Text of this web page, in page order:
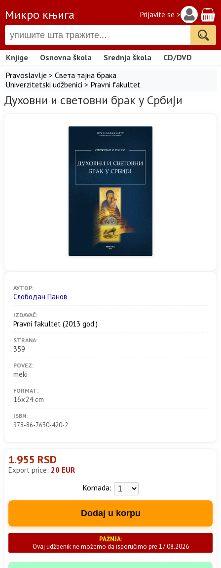
Микро књига Prijavite se >
Knjige Osnovna škola Srednja škola
CD/DVD
Pravoslavlje > Света тајна брака
Univerzitetski udžbenici > Pravni fakultet
Духовни и световни брак у Србији
АУТОР:
Слободан Панов
IZDAVAČ:
Pravni fakultet (2013 god.)
STRANA:
359
POVEZ:
meki
FORMAT:
16x24 cm
ISBN:
978-86-7630-420-2
1.955 RSD
Export price: 20 EUR
Komada:
Dodaj u korpu
PAŽNJA:
Ovaj udžbenik ne možemo da isporučimo pre 17.08.2026